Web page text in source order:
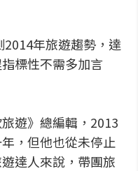
年旅遊趨勢，達
標性不需多加言
遊》總編輯，2013
，但他也從未停止
達人來說，帶團旅